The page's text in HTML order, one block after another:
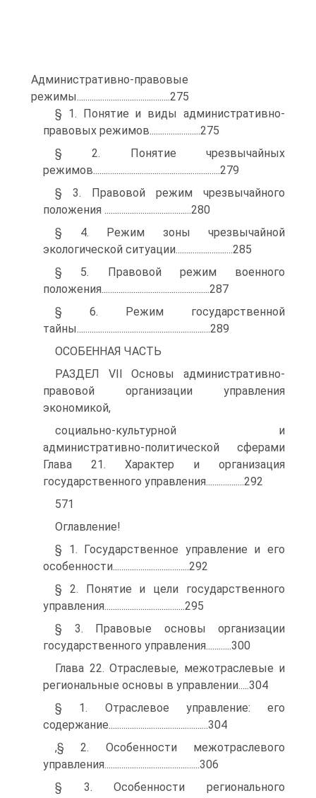
Административно-правовые
режимы............................................275
§ 1. Понятие и виды административно-
правовых режимов........................275
§ 2. Понятие чрезвычайных
режимов............................................................279
§ 3. Правовой режим чрезвычайного
положения .........................................280
§ 4. Режим зоны чрезвычайной
экологической ситуации...........................285
§ 5. Правовой режим военного
положения...................................................287
§ 6. Режим государственной
тайны...............................................................289
ОСОБЕННАЯ ЧАСТЬ
РАЗДЕЛ VII Основы административно-
правовой организации управления
экономикой,
социально-культурной и
административно-политической сферами
Глава 21. Характер и организация
государственного управления..................292
571
Оглавление!
§ 1. Государственное управление и его
особенности....................................292
§ 2. Понятие и цели государственного
управления......................................295
§ 3. Правовые основы организации
государственного управления............300
Глава 22. Отраслевые, межотраслевые и
региональные основы в управлении.....304
§ 1. Отраслевое управление: его
содержание...............................................304
,§ 2. Особенности межотраслевого
управления.............................................306
§ 3. Особенности регионального